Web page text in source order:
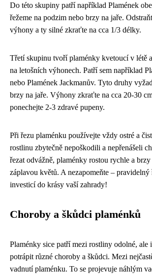
Do této skupiny patří například Plamének
řežeme na podzim nebo brzy na jaře.
výhony a ty silné zkraťte na cca 1/3 délky.
Třetí skupinu tvoří plaménky kvetoucí v létě
na letošních výhonech. Patří sem například
nebo Plamének Jackmanův. Tyto druhy
brzy na jaře. Výhony zkraťte na cca 20-30
ponechejte 2-3 zdravé pupeny.
Při řezu plaménku používejte vždy ostré a
rostlinu zbytečně nepoškodili a nepřenášeli
řezat odvážně, plaménky rostou rychle a
záplavou květů. A nezapomeňte – pravidelný
investicí do krásy vaší zahrady!
Choroby a škůdci plaménků
Plaménky sice patří mezi rostliny odolné, ale
potrápit různé choroby a škůdci. Mezi
vadnutí plaménku. To se projevuje náhlým